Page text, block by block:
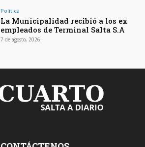
Política
La Municipalidad recibió a los ex
empleados de Terminal Salta S.A
7 de agosto, 2026